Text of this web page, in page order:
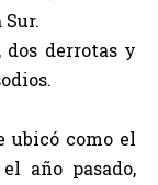
derrotas y
ubicó como el
año pasado,